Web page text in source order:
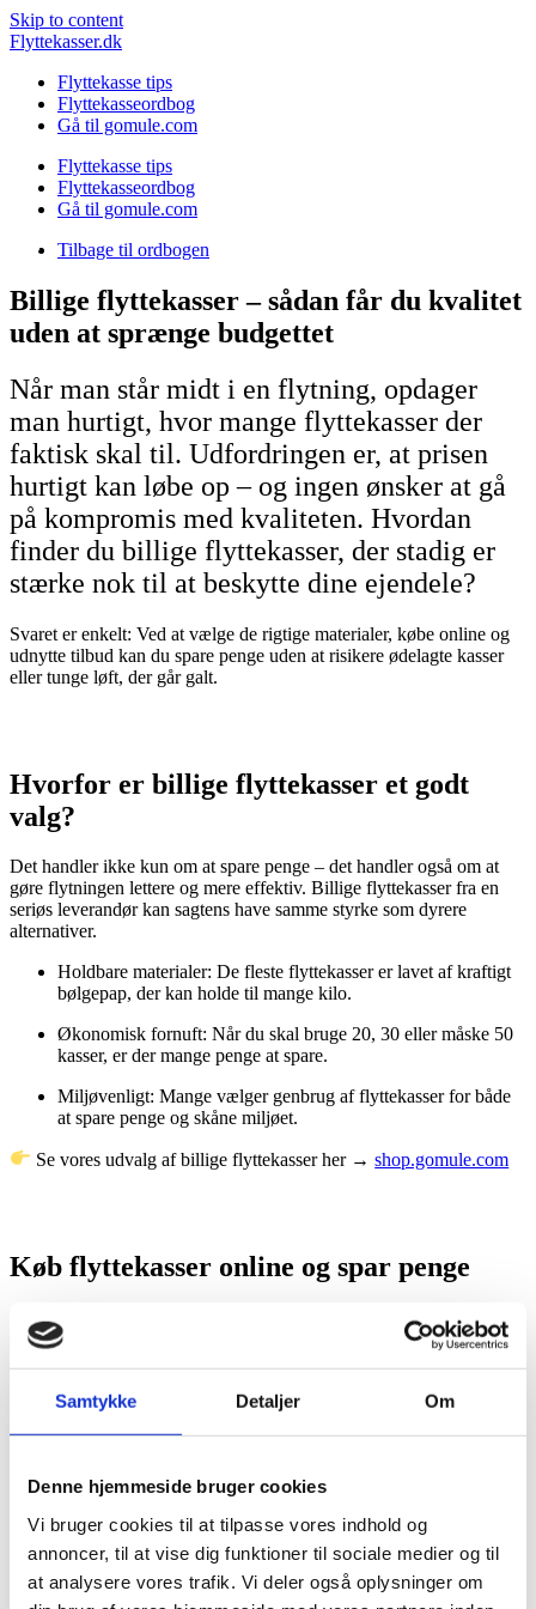
Samtykke Detaljer Om
Denne hjemmeside bruger cookies
Vi bruger cookies til at tilpasse vores indhold og
annoncer, til at vise dig funktioner til sociale medier og til
at analysere vores trafik. Vi deler også oplysninger om
Skip to content
Flyttekasser.dk
Flyttekasse tips
Flyttekasseordbog
Gå til gomule.com
Flyttekasse tips
Flyttekasseordbog
Gå til gomule.com
Tilbage til ordbogen
Billige flyttekasser – sådan får du kvalitet
uden at sprænge budgettet
Når man står midt i en flytning, opdager
man hurtigt, hvor mange flyttekasser der
faktisk skal til. Udfordringen er, at prisen
hurtigt kan løbe op – og ingen ønsker at gå
på kompromis med kvaliteten. Hvordan
finder du billige flyttekasser, der stadig er
stærke nok til at beskytte dine ejendele?
Svaret er enkelt: Ved at vælge de rigtige materialer, købe online og
udnytte tilbud kan du spare penge uden at risikere ødelagte kasser
eller tunge løft, der går galt.
Hvorfor er billige flyttekasser et godt
valg?
Det handler ikke kun om at spare penge – det handler også om at
gøre flytningen lettere og mere effektiv. Billige flyttekasser fra en
seriøs leverandør kan sagtens have samme styrke som dyrere
alternativer.
Holdbare materialer: De fleste flyttekasser er lavet af kraftigt
bølgepap, der kan holde til mange kilo.
Økonomisk fornuft: Når du skal bruge 20, 30 eller måske 50
kasser, er der mange penge at spare.
Miljøvenligt: Mange vælger genbrug af flyttekasser for både
at spare penge og skåne miljøet.
Se vores udvalg af billige flyttekasser her →shop.gomule.com
Køb flyttekasser online og spar penge
En af de bedste måder at finde billige flyttekasser er at bestille dem
online.
fordi de ikke har samme omkostninger som fysiske butikker.
Stort udvalg: Du kan vælge mellem små, store, ekstra stærke
til døren.
Bestil billige og holdbare flyttekasser online hosgomule